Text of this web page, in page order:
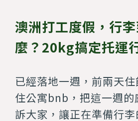
澳洲打工度假，行
麼？20kg搞定托運
已經落地一週，前兩天
住公寓bnb，把這一週的
訴大家，讓正在準備行